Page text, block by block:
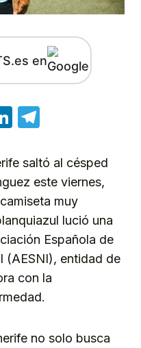
en
LinkedIn
saltó al césped
este viernes,
muy
lució una
Española de
(AESNI), entidad de
con la
no solo busca